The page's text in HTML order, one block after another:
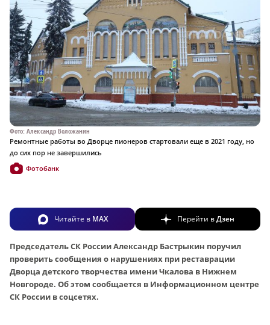
Фото: Александр Воложанин
Ремонтные работы во Дворце пионеров стартовали еще в 2021 году, но
до сих пор не завершились
Фотобанк
Читайте в MAX Перейти вДзен
Председатель СК России Александр Бастрыкин поручил
проверить сообщения о нарушениях при реставрации
Дворца детского творчества имени Чкалова в Нижнем
Новгороде. Об этом сообщается в Информационном центре
СК России в соцсетях.